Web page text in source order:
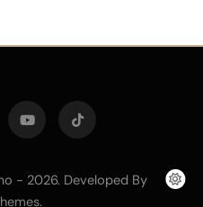
- 2026. Developed By
.